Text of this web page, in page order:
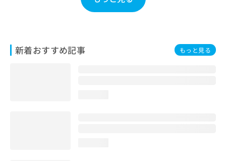
新着おすすめ記事 もっと見る
わ
せ